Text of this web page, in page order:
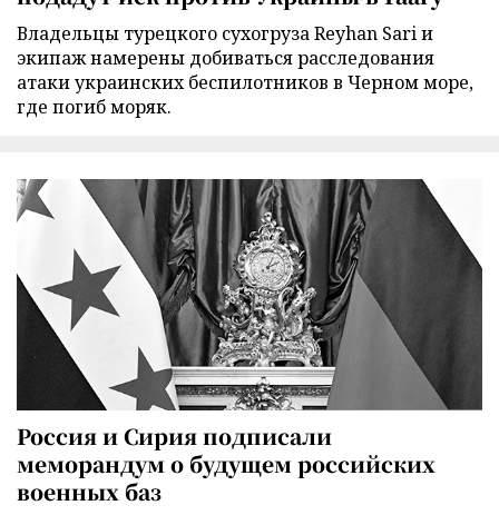
Владельцы турецкого сухогруза Reyhan Sari и
экипаж намерены добиваться расследования
атаки украинских беспилотников в Черном море,
где погиб моряк.
Россия и Сирия подписали
меморандум о будущем российских
военных баз